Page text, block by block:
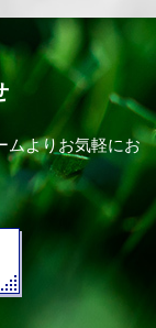
ムよりお気軽にお